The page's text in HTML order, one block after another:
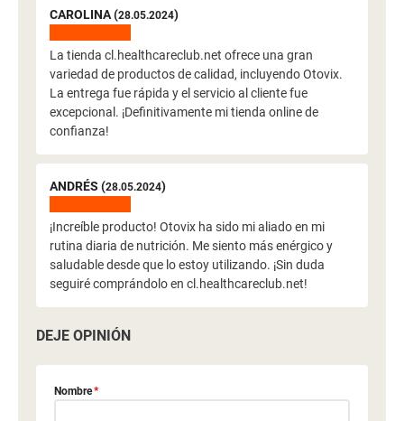
CAROLINA (28.05.2024)
La tienda cl.healthcareclub.net ofrece una gran
variedad de productos de calidad, incluyendo Otovix.
La entrega fue rápida y el servicio al cliente fue
excepcional. ¡Definitivamente mi tienda online de
confianza!
ANDRÉS (28.05.2024)
¡Increíble producto! Otovix ha sido mi aliado en mi
rutina diaria de nutrición. Me siento más enérgico y
saludable desde que lo estoy utilizando. ¡Sin duda
seguiré comprándolo en cl.healthcareclub.net!
DEJE OPINIÓN
Nombre*